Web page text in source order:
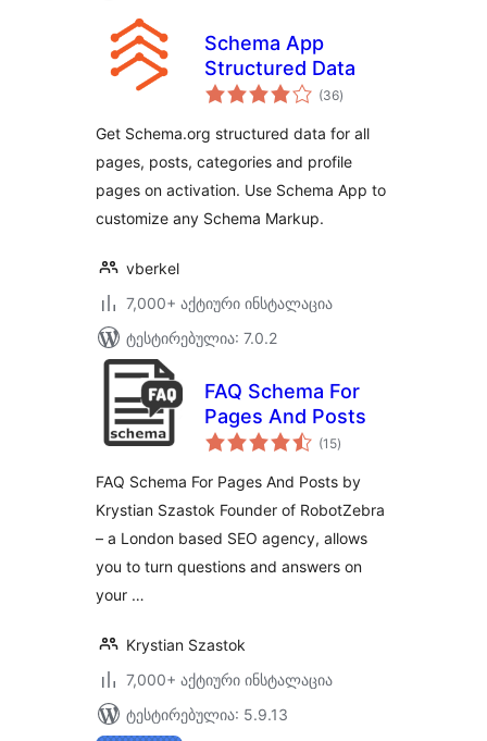
Schema App
Structured Data
(36საერთო
რეიტინგი
)
Get Schema.org structured data for all
pages, posts, categories and profile
pages on activation. Use Schema App to
customize any Schema Markup.
vberkel
7,000+ აქტიური ინსტალაცია
ტესტირებულია: 7.0.2
FAQ Schema For
Pages And Posts
(15საერთო
რეიტინგი
)
FAQ Schema For Pages And Posts by
Krystian Szastok Founder of RobotZebra
– a London based SEO agency, allows
you to turn questions and answers on
your …
Krystian Szastok
7,000+ აქტიური ინსტალაცია
ტესტირებულია: 5.9.13